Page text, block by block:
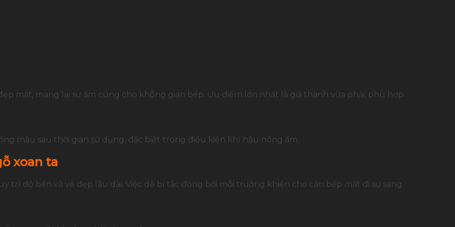
sự lựa chọn truyền thống
mắt, mang lại sự ấm cúng cho không gian bếp. Ưu điểm lớn nhất là giá thành vừa phải, phù hợp
màu sau thời gian sử dụng, đặc biệt trong điều kiện khí hậu nóng ẩm.
xoan ta
trì độ bền và vẻ đẹp lâu dài. Việc dễ bị tác động bởi môi trường khiến cho căn bếp mất đi sự sang